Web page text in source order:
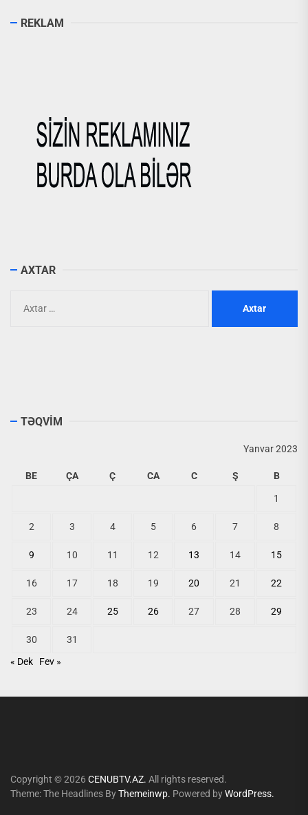
REKLAM
AXTAR
TƏQVİM
Yanvar 2023
BE ÇA Ç CA C Ş B
1
2 3 4 5 6 7 8
9 10 11 12 13 14 15
16 17 18 19 20 21 22
23 24 25 26 27 28 29
30
31
« Dek
Fev »
Copyright © 2026 CENUBTV.AZ. All rights reserved.
Theme: The Headlines ByThemeinwp. Powered byWordPress.